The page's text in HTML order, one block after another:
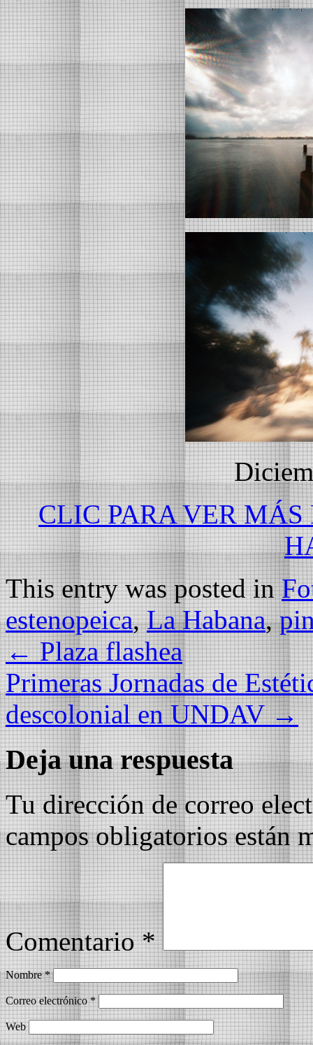
CLIC PARA VER
This entry was posted in
estenopeica,La Habana,
←Plaza flashea
Primeras Jornadas de
descolonial en UNDAV→
Deja una respuesta
Tu dirección de correo
campos obligatorios están
Comentario*
Nombre*
Correo electrónico *
Web